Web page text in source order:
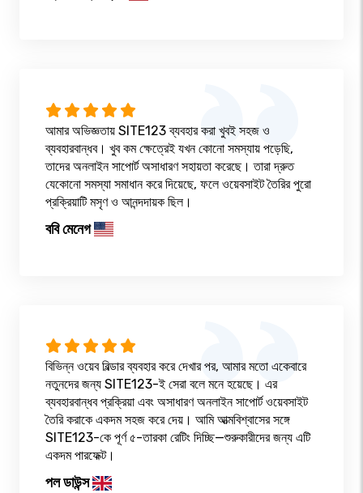
আমার অভিজ্ঞতায় SITE123 ব্যবহার করা খুবই সহজ ও
ব্যবহারবান্ধব। খুব কম ক্ষেত্রেই যখন কোনো সমস্যায় পড়েছি,
তাদের অনলাইন সাপোর্ট অসাধারণ সহায়তা করেছে। তারা দ্রুত
যেকোনো সমস্যা সমাধান করে দিয়েছে, ফলে ওয়েবসাইট তৈরির পুরো
প্রক্রিয়াটি মসৃণ ও আনন্দদায়ক ছিল।
ববি মেনেগ
বিভিন্ন ওয়েব বিল্ডার ব্যবহার করে দেখার পর, আমার মতো একেবারে
নতুনদের জন্য SITE123-ই সেরা বলে মনে হয়েছে। এর
ব্যবহারবান্ধব প্রক্রিয়া এবং অসাধারণ অনলাইন সাপোর্ট ওয়েবসাইট
তৈরি করাকে একদম সহজ করে দেয়। আমি আত্মবিশ্বাসের সঙ্গে
SITE123-কে পূর্ণ ৫-তারকা রেটিং দিচ্ছি—শুরুকারীদের জন্য এটি
একদম পারফেক্ট।
পল ডাউন্স